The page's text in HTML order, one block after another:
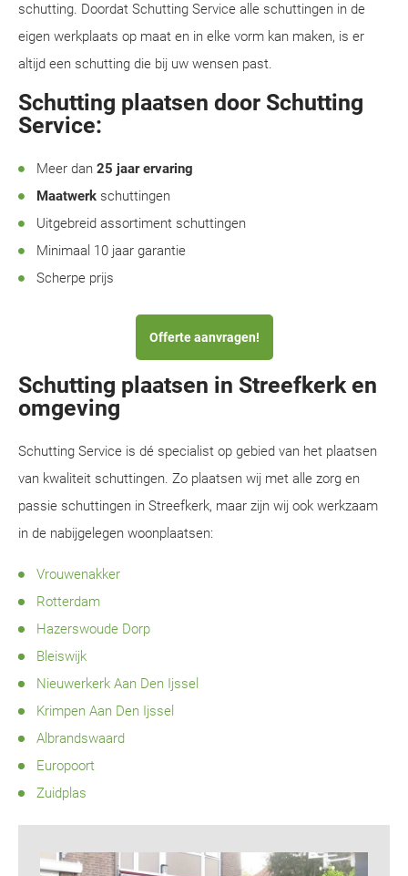
schutting. Doordat Schutting Service alle schuttingen in de
eigen werkplaats op maat en in elke vorm kan maken, is er
altijd een schutting die bij uw wensen past.
Schutting plaatsen door Schutting
Service:
Meer dan 25 jaar ervaring
Maatwerk schuttingen
Uitgebreid assortiment schuttingen
Minimaal 10 jaar garantie
Scherpe prijs
Offerte aanvragen!
Schutting plaatsen in Streefkerk en
omgeving
Schutting Service is dé specialist op gebied van het plaatsen
van kwaliteit schuttingen. Zo plaatsen wij met alle zorg en
passie schuttingen in Streefkerk, maar zijn wij ook werkzaam
in de nabijgelegen woonplaatsen:
Vrouwenakker
Rotterdam
Hazerswoude Dorp
Bleiswijk
Nieuwerkerk Aan Den Ijssel
Krimpen Aan Den Ijssel
Albrandswaard
Europoort
Zuidplas